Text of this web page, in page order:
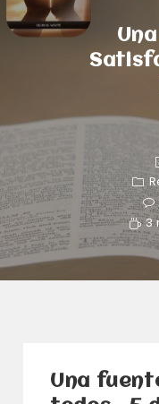
3
Una